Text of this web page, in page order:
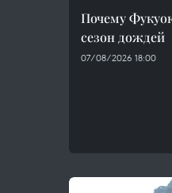
Почему
сезон дождей
07/08/2026 18:00